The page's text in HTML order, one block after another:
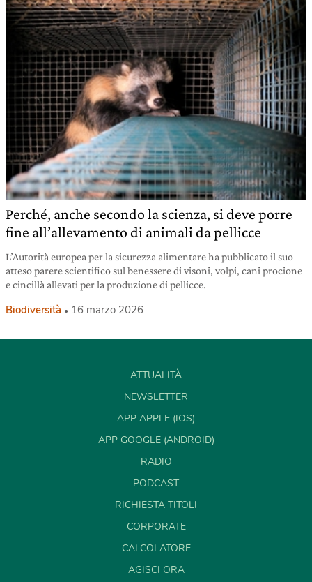
Perché, anche secondo la scienza, si deve porre
fine all’allevamento di animali da pellicce
L’Autorità europea per la sicurezza alimentare ha pubblicato il suo
atteso parere scientifico sul benessere di visoni, volpi, cani procione
e cincillà allevati per la produzione di pellicce.
Biodiversità 16 marzo 2026
ATTUALITÀ
NEWSLETTER
APP APPLE (IOS)
APP GOOGLE (ANDROID)
RADIO
PODCAST
RICHIESTA TITOLI
CORPORATE
CALCOLATORE
AGISCI ORA